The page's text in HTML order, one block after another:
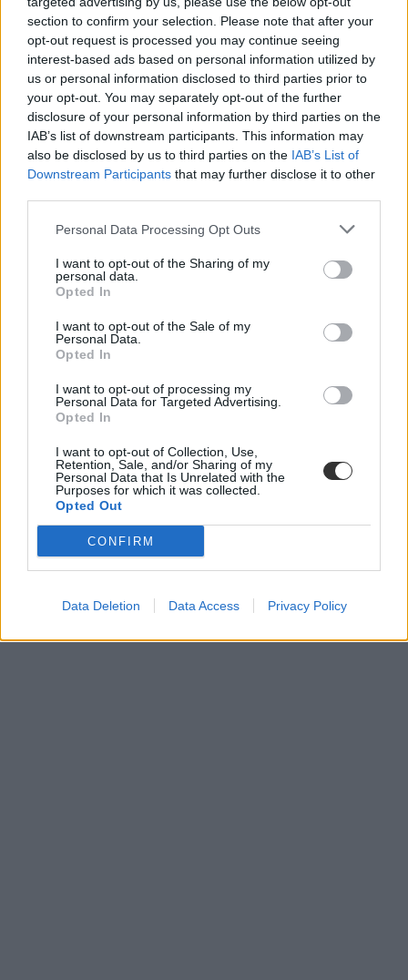
section to confirm your selection. Please note that after your
opt-out request is processed you may continue seeing
interest-based ads based on personal information utilized by
us or personal information disclosed to third parties prior to
your opt-out. You may separately opt-out of the further
disclosure of your personal information by third parties on the
IAB’s list of downstream participants. This information may
also be disclosed by us to third parties on the IAB’s List of
Downstream Participants that may further disclose it to other
Personal Data Processing Opt Outs
I want to opt-out of the Sharing of my
personal data.
Opted In
I want to opt-out of the Sale of my
Personal Data.
Opted In
I want to opt-out of processing my
Personal Data for Targeted Advertising.
Opted In
I want to opt-out of Collection, Use,
Retention, Sale, and/or Sharing of my
Personal Data that Is Unrelated with the
Purposes for which it was collected.
Opted Out
CONFIRM
Data Deletion Data Access Privacy Policy
központi felvételi
szóbeli vizsga
időpontok
szóbeli behívási ponthatár
központi felvételi 2025